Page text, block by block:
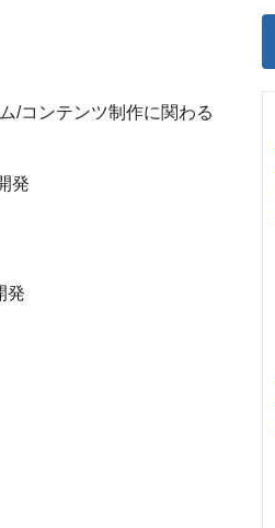
/コンテンツ制作に関わる
発
発